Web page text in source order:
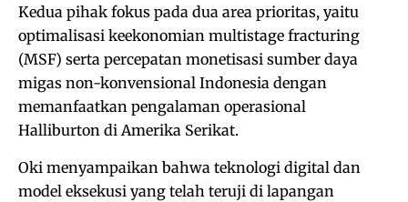
Kedua pihak fokus pada dua area prioritas, yaitu
optimalisasi keekonomian multistage fracturing
(MSF) serta percepatan monetisasi sumber daya
migas non-konvensional Indonesia dengan
memanfaatkan pengalaman operasional
Halliburton di Amerika Serikat.
Oki menyampaikan bahwa teknologi digital dan
model eksekusi yang telah teruji di lapangan